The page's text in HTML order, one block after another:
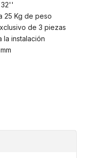
32''
25 Kg de peso
de 3 piezas
la instalación